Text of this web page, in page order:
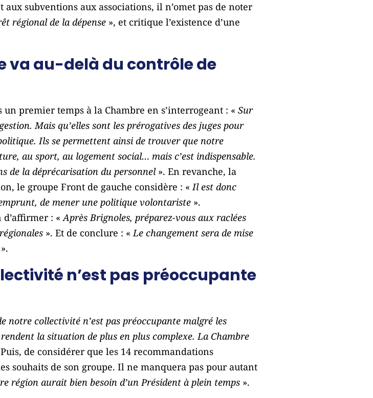
aux subventions aux associations, il n’omet pas de noter
régional de la dépense », et critique l’existence d’une
va au-delà du contrôle de
premier temps à la Chambre en s’interrogeant : « Sur
Mais qu’elles sont les prérogatives des juges pour
Ils se permettent ainsi de trouver que notre
au sport, au logement social… mais c’est indispensable.
de la déprécarisation du personnel ». En revanche, la
le groupe Front de gauche considère : «Il est donc
de mener une politique volontariste ».
d’affirmer : «Après Brignoles, préparez-vous aux raclées
». Et de conclure : «Le changement sera de mise
».
n’est pas préoccupante
notre collectivité n’est pas préoccupante malgré les
la situation de plus en plus complexe. La Chambre
de considérer que les 14 recommandations
souhaits de son groupe. Il ne manquera pas pour autant
région aurait bien besoin d’un Président à plein temps ».